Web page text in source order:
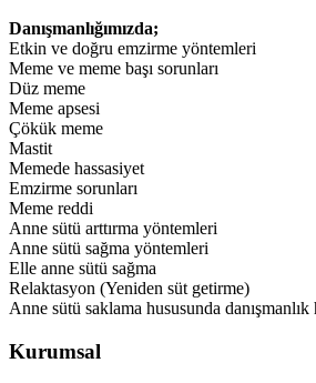
Danışmanlığımızda;
Etkin ve doğru emzirme yöntemleri
Meme ve meme başı sorunları
Düz meme
Meme apsesi
Çökük meme
Mastit
Memede hassasiyet
Emzirme sorunları
Meme reddi
Anne sütü arttırma yöntemleri
Anne sütü sağma yöntemleri
Elle anne sütü sağma
Relaktasyon (Yeniden süt getirme)
Anne sütü saklama hususunda
Kurumsal